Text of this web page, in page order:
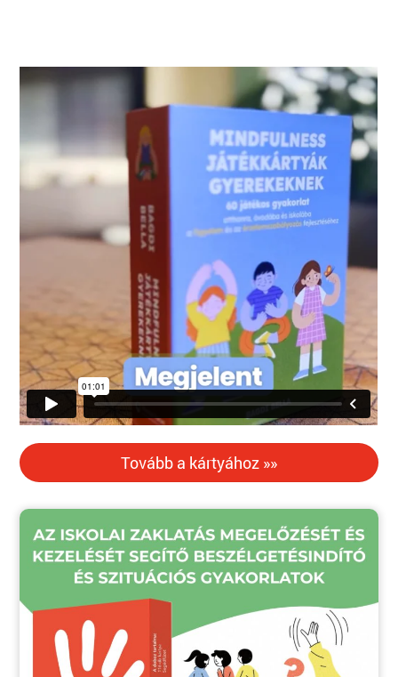
Tovább a kártyához »»